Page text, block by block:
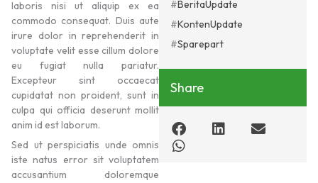
laboris nisi ut aliquip ex ea
commodo consequat. Duis aute
irure dolor in reprehenderit in
voluptate velit esse cillum dolore
eu fugiat nulla pariatur.
Excepteur sint occaecat
cupidatat non proident, sunt in
culpa qui officia deserunt mollit
anim id est laborum.
Sed ut perspiciatis unde omnis
iste natus error sit voluptatem
accusantium doloremque
BeritaUpdate
KontenUpdate
Sparepart
Share